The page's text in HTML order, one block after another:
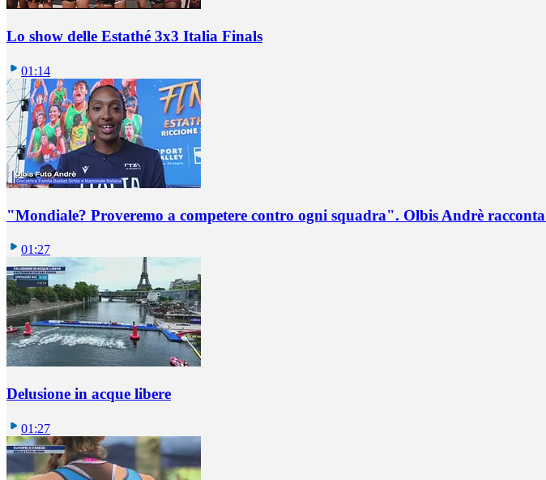
Lo show delle Estathé 3x3 Italia Finals
01:14
"Mondiale? Proveremo a competere contro ogni squadra". Olbis Andrè
01:27
Delusione in acque libere
01:27